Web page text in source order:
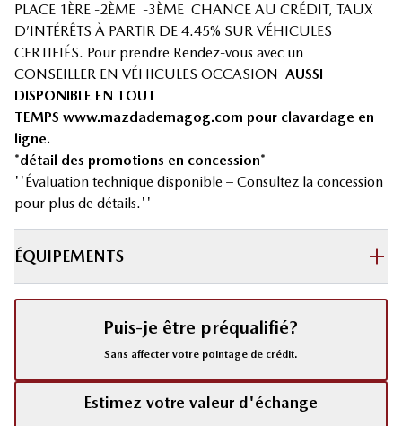
PLACE 1ÈRE -2ÈME -3ÈME CHANCE AU CRÉDIT, TAUX
D’INTÉRÊTS À PARTIR DE 4.45% SUR VÉHICULES
CERTIFIÉS. Pour prendre Rendez-vous avec un
CONSEILLER EN VÉHICULES OCCASION AUSSI
DISPONIBLE EN TOUT
TEMPS www.mazdademagog.com pour clavardage en
ligne.
*détail des promotions en concession*
''Évaluation technique disponible – Consultez la concession
pour plus de détails.''
ÉQUIPEMENTS
Puis-je être préqualifié?
Sans affecter votre pointage de crédit.
Estimez votre valeur d'échange